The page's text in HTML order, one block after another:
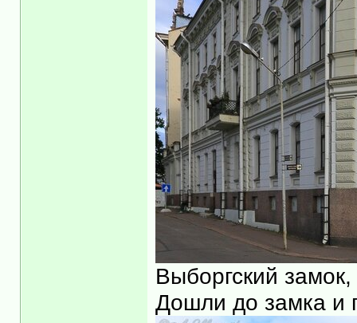
Выборгский
Дошли до замка и